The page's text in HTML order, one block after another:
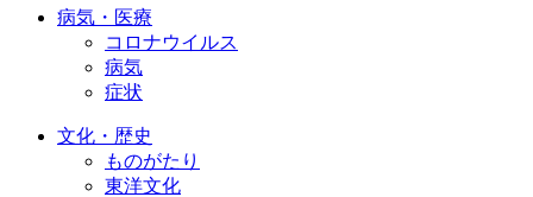
病気・医療
コロナウイルス
病気
症状
文化・歴史
ものがたり
東洋文化